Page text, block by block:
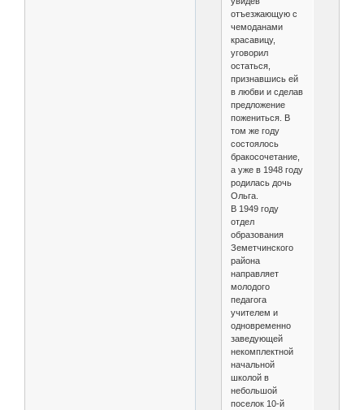
отъезжающую с
чемоданами
красавицу,
уговорил
остаться,
признавшись ей
в любви и сделав
предложение
пожениться. В
том же году
состоялось
бракосочетание,
а уже в 1948 году
родилась дочь
Ольга.
В 1949 году
отдел
образования
Земетчинского
района
направляет
молодого
педагога
учителем и
одновременно
заведующей
некомплектной
начальной
школой в
небольшой
поселок 10-й